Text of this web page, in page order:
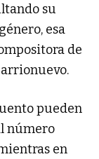
su
esa
de
pueden
número
en